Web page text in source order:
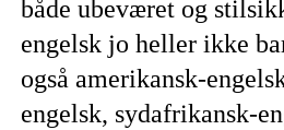
både ubeværet og
engelsk jo heller ikke
også amerikansk-
engelsk, sydafrikansk-